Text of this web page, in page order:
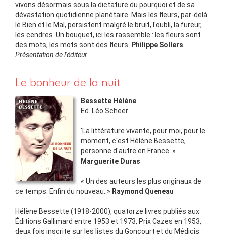
vivons désormais sous la dictature du pourquoi et de sa
dévastation quotidienne planétaire. Mais les fleurs, par-delà
le Bien et le Mal, persistent malgré le bruit, l'oubli, la fureur,
les cendres. Un bouquet, ici les rassemble : les fleurs sont
des mots, les mots sont des fleurs.
Philippe Sollers
Présentation de l'éditeur
Le bonheur de la nuit
Bessette Hélène
Ed.
Léo Scheer
'La littérature vivante, pour moi, pour le
moment, c'est Hélène Bessette,
personne d'autre en France. »
Marguerite Duras
« Un des auteurs les plus originaux de
ce temps. Enfin du nouveau. » Raymond Queneau
Hélène Bessette (1918-2000), quatorze livres publiés aux
Éditions Gallimard entre 1953 et 1973, Prix Cazes en 1953,
deux fois inscrite sur les listes du Goncourt et du Médicis.